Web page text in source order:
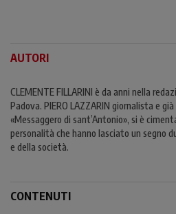
AUTORI
CLEMENTE FILLARINI è da anni nella
Padova. PIERO LAZZARIN giornalista e
«Messaggero di sant’Antonio», si è
personalità che hanno lasciato un segno
e della società.
CONTENUTI